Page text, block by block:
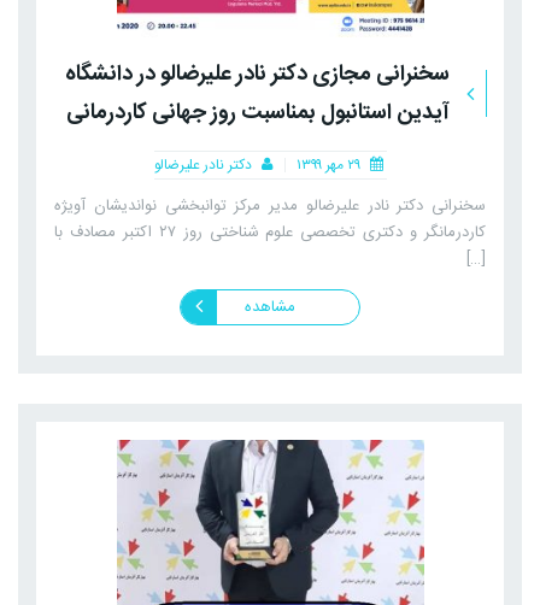
سخنرانی مجازی دکتر نادر علیرضالو در دانشگاه
آیدین استانبول بمناسبت روز جهانی کاردرمانی
۲۹ مهر ۱۳۹۹ دکتر نادر علیرضالو
سخنرانی دکتر نادر علیرضالو مدیر مرکز توانبخشی نواندیشان آویژه
کاردرمانگر و دکتری تخصصی علوم شناختی روز ۲۷ اکتبر مصادف با
[…]
مشاهده